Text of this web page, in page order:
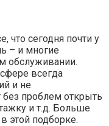
что сегодня почти у
– и многие
обслуживании.
всегда
и не
проблем открыть
и т.д. Больше
этой подборке.